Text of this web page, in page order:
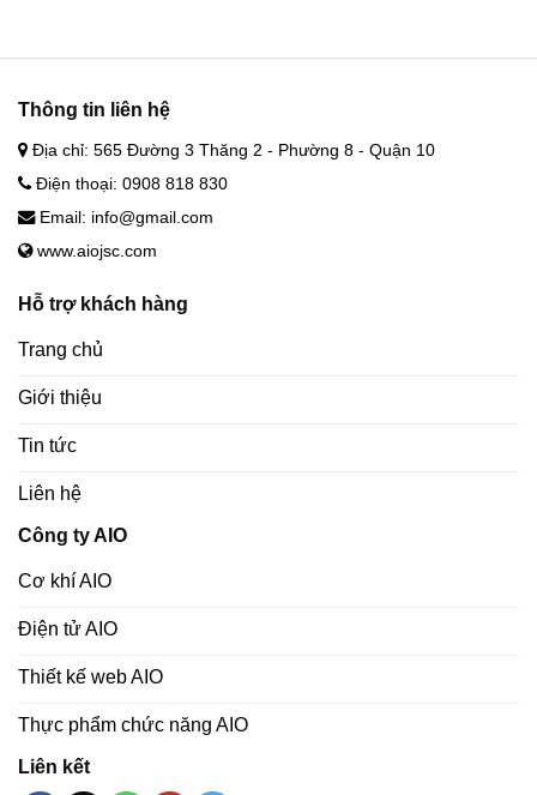
Thông tin liên hệ
Địa chỉ: 565 Đường 3 Thăng 2 - Phường 8 - Quận 10
Điện thoại: 0908 818 830
Email: info@gmail.com
www.aiojsc.com
Hỗ trợ khách hàng
Trang chủ
Giới thiệu
Tin tức
Liên hệ
Công ty AIO
Cơ khí AIO
Điện tử AIO
Thiết kế web AIO
Thực phẩm chức năng AIO
Liên kết